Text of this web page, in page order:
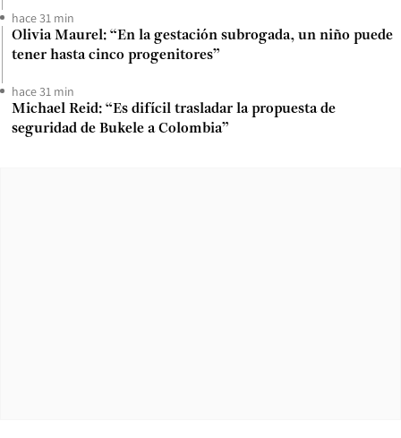
hace 31 min
Olivia Maurel: “En la gestación subrogada, un niño puede
tener hasta cinco progenitores”
hace 31 min
Michael Reid: “Es difícil trasladar la propuesta de
seguridad de Bukele a Colombia”